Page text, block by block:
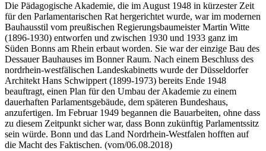
Die Pädagogische Akademie, die im August 1948 in kürzester Zeit
für den Parlamentarischen Rat hergerichtet wurde, war im modernen
Bauhausstil vom preußischen Regierungsbaumeister Martin Witte
(1896-1930) entworfen und zwischen 1930 und 1933 ganz im
Süden Bonns am Rhein erbaut worden. Sie war der einzige Bau des
Dessauer Bauhauses im Bonner Raum. Nach einem Beschluss des
nordrhein-westfälischen Landeskabinetts wurde der Düsseldorfer
Architekt Hans Schwippert (1899-1973) bereits Ende 1948
beauftragt, einen Plan für den Umbau der Akademie zu einem
dauerhaften Parlamentsgebäude, dem späteren Bundeshaus,
anzufertigen. Im Februar 1949 begannen die Bauarbeiten, ohne dass
zu diesem Zeitpunkt sicher war, dass Bonn zukünftig Parlamentssitz
sein würde. Bonn und das Land Nordrhein-Westfalen hofften auf
die Macht des Faktischen. (vom/06.08.2018)